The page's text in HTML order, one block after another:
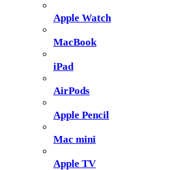
Apple Watch
MacBook
iPad
AirPods
Apple Pencil
Mac mini
Apple TV